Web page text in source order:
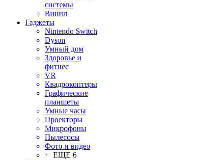
системы
Винил
Гаджеты
Nintendo Switch
Dyson
Умный дом
Здоровье и
фитнес
VR
Квадрокоптеры
Графические
планшеты
Умные часы
Проекторы
Микрофоны
Пылесосы
Фото и видео
+ ЕЩЕ 6